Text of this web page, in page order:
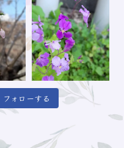
フォローする